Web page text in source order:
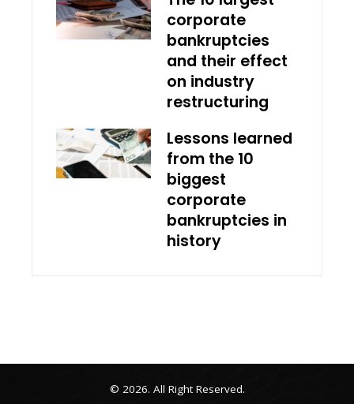
corporate
bankruptcies
and their effect
on industry
restructuring
Lessons learned
from the 10
biggest
corporate
bankruptcies in
history
© 2026. All Right Reserved.